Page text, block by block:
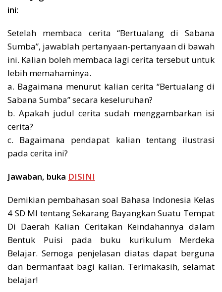
ini:
Setelah membaca cerita “Bertualang di Sabana
Sumba”, jawablah pertanyaan-pertanyaan di bawah
ini. Kalian boleh membaca lagi cerita tersebut untuk
lebih memahaminya.
a. Bagaimana menurut kalian cerita “Bertualang di
Sabana Sumba” secara keseluruhan?
b. Apakah judul cerita sudah menggambarkan isi
cerita?
c. Bagaimana pendapat kalian tentang ilustrasi
pada cerita ini?
Jawaban, buka DISINI
Demikian pembahasan soal Bahasa Indonesia Kelas
4 SD MI tentang Sekarang Bayangkan Suatu Tempat
Di Daerah Kalian Ceritakan Keindahannya dalam
Bentuk Puisi pada buku kurikulum Merdeka
Belajar. Semoga penjelasan diatas dapat berguna
dan bermanfaat bagi kalian. Terimakasih, selamat
belajar!